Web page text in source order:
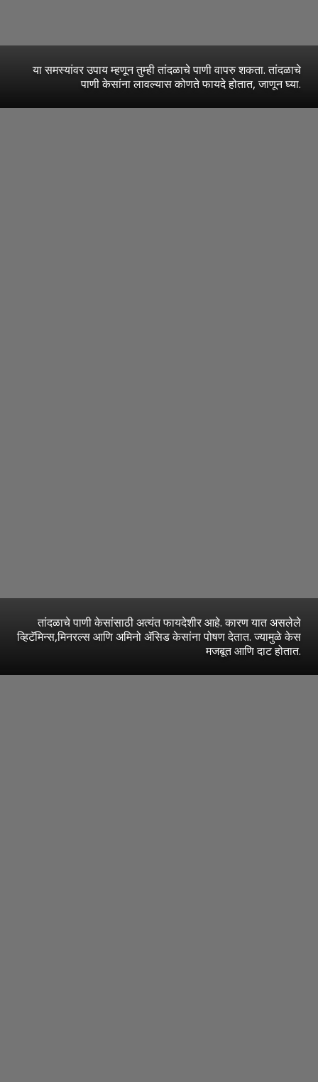
या समस्यांवर उपाय म्हणून तुम्ही तांदळाचे पाणी वापरु शकता. तांदळाचे
पाणी केसांना लावल्यास कोणते फायदे होतात, जाणून घ्या.
तांदळाचे पाणी केसांसाठी अत्यंत फायदेशीर आहे. कारण यात असलेले
व्हिटॅमिन्स,मिनरल्स आणि अमिनो ॲसिड केसांना पोषण देतात. ज्यामुळे केस
मजबूत आणि दाट होतात.